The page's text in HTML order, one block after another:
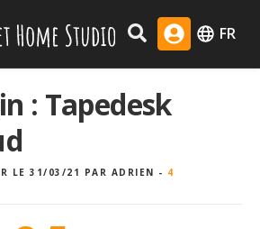
FR
: Tapedesk
LE 31/03/21 PAR ADRIEN - 4